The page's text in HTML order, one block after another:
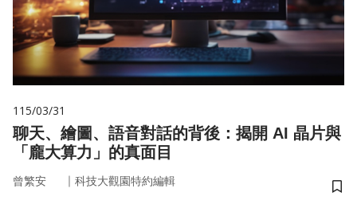
115/03/31
聊天、繪圖、語音對話的背後：揭開 AI 晶片與
「龐大算力」的真面目
曾繁安 ｜ 科技大觀園特約編輯
儲